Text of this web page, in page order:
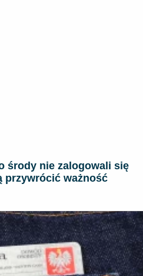
środy nie zalogowali się
przywrócić ważność